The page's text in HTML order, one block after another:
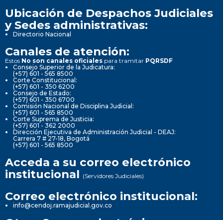
Ubicación de Despachos Judiciales
y Sedes administrativas:
Directorio Nacional
Canales de atención:
Estos No son canales oficiales para tramitar PQRSDF
Consejo Superior de la Judicatura:
(+57) 601 - 565 8500
Corte Constitucional:
(+57) 601 - 350 6200
Consejo de Estado:
(+57) 601 - 350 6700
Comisión Nacional de Disciplina Judicial:
(+57) 601 - 565 8500
Corte Suprema de Justicia:
(+57) 601 - 362 2000
Dirección Ejecutiva de Administración Judicial - DEAJ:
Carrera 7 # 27-18, Bogotá
(+57) 601 - 565 8500
Acceda a su correo electrónico
institucional (Servidores Judiciales)
Correo electrónico institucional:
info@cendoj.ramajudicial.gov.co